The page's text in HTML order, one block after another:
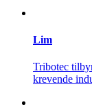
Lim
Tribotec
krevende